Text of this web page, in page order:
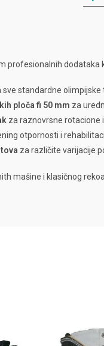
profesionalnih
sve standardne olimpijske
ploča fi 50 mm za
za raznovrsne rotacione
otpornosti i
za različite varijacije
mašine i klasičnog